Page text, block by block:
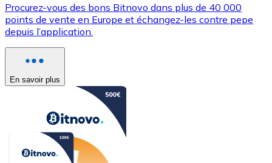
Procurez-vous des bons Bitnovo dans plus de 40 000
points de vente en Europe et échangez-les contre pepe
depuis l’application.
En savoir plus